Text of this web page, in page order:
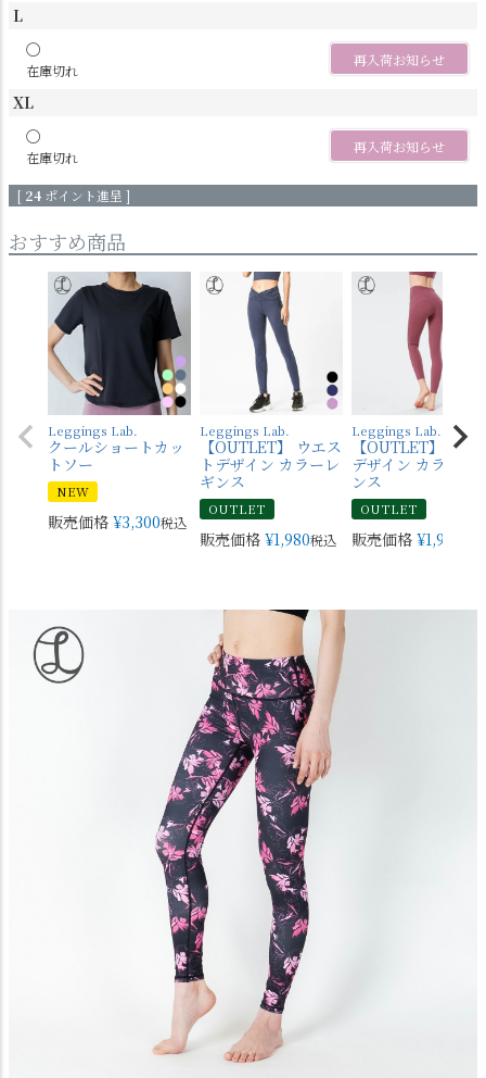
L
〇
在庫切れ
再入荷お知らせ
XL
〇
在庫切れ
再入荷お知らせ
[ 24 ポイント進呈 ]
おすすめ商品
Leggings Lab.
クールショートカッ
トソー
NEW
販売価格 ¥3,300税込
Leggings Lab.
【OUTLET】 ウエス
トデザイン カラーレ
ギンス
OUTLET
販売価格 ¥1,980税込
Leggings Lab.
【OUTLET】 バッ
デザイン カラーレ
ンス
OUTLET
販売価格 ¥1,980